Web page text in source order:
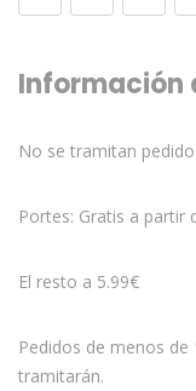
Información
No se tramitan
Portes: Gratis a partir
El resto a 5.99€
Pedidos de menos
tramitarán.